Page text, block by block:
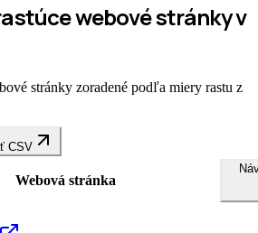
webové stránky v
stránky zoradené podľa miery rastu z
CSV
Webová stránka